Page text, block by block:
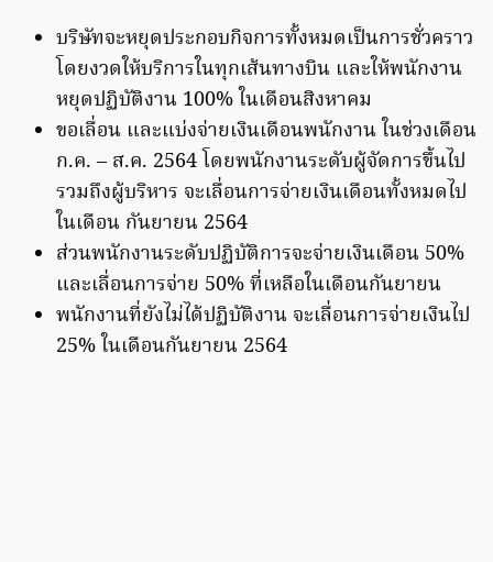
บริษัทจะหยุดประกอบกิจการทั้งหมดเป็นการชั่วคราว
โดยงวดให้บริการในทุกเส้นทางบิน และให้พนักงาน
หยุดปฏิบัติงาน 100% ในเดือนสิงหาคม
ขอเลื่อน และแบ่งจ่ายเงินเดือนพนักงาน ในช่วงเดือน
ก.ค. – ส.ค. 2564 โดยพนักงานระดับผู้จัดการขึ้นไป
รวมถึงผู้บริหาร จะเลื่อนการจ่ายเงินเดือนทั้งหมดไป
ในเดือน กันยายน 2564
ส่วนพนักงานระดับปฏิบัติการจะจ่ายเงินเดือน 50%
และเลื่อนการจ่าย 50% ที่เหลือในเดือนกันยายน
พนักงานที่ยังไม่ได้ปฏิบัติงาน จะเลื่อนการจ่ายเงินไป
25% ในเดือนกันยายน 2564